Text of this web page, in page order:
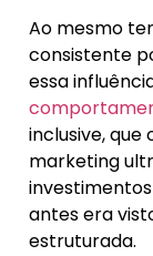
Ao mesmo
consistente
essa
inclusive,
marketing
investimentos
antes era
estruturada.